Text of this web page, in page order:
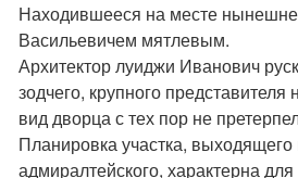
Находившееся на месте
Васильевичем мятлевым.
Архитектор луиджи Иванович
зодчего, крупного
вид дворца с тех пор не
Планировка участка,
адмиралтейского, характерна